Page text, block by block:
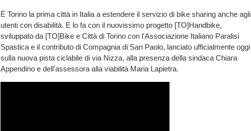
È Torino la prima città in Italia a estendere il servizio di bike sharing anche agli
utenti con disabilità. E lo fa con il nuovissimo progetto [TO]Handbike,
sviluppato da [TO]Bike e Città di Torino con l'Associazione Italiano Paralisi
Spastica e il contributo di Compagnia di San Paolo, lanciato ufficialmente oggi
sulla nuova pista ciclabile di via Nizza, alla presenza della sindaca Chiara
Appendino e dell'assessora alla viabilità Maria Lapietra.